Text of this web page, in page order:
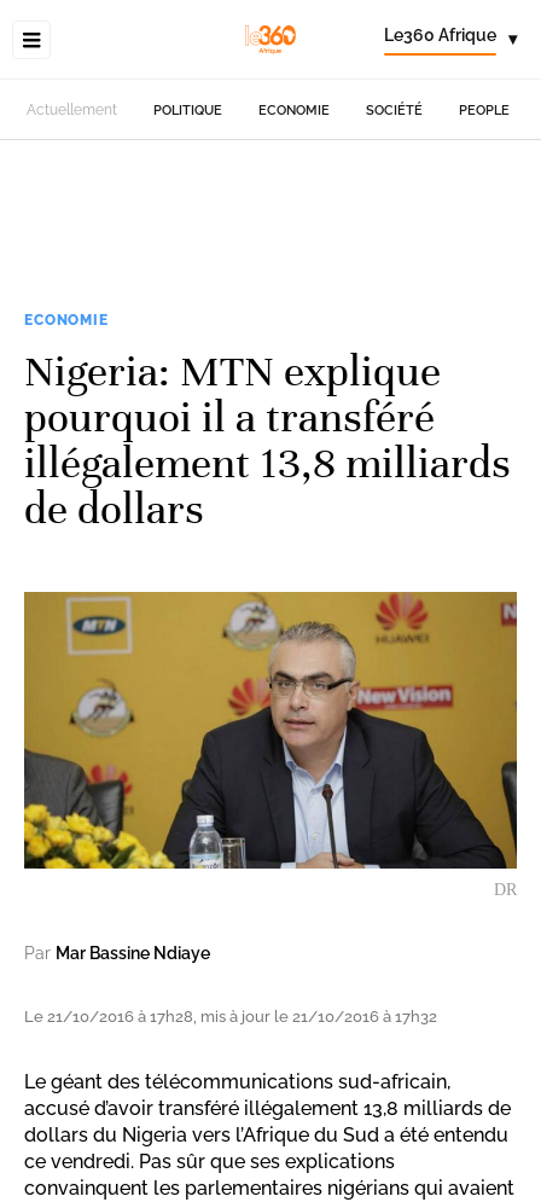
Le360 Afrique ▾
Actuellement POLITIQUE ECONOMIE SOCIÉTÉ PEOPLE
ECONOMIE
Nigeria: MTN explique
pourquoi il a transféré
illégalement 13,8 milliards
de dollars
DR
Par Mar Bassine Ndiaye
Le 21/10/2016 à 17h28, mis à jour le 21/10/2016 à 17h32
Le géant des télécommunications sud-africain,
accusé d’avoir transféré illégalement 13,8 milliards de
dollars du Nigeria vers l’Afrique du Sud a été entendu
ce vendredi. Pas sûr que ses explications
convainquent les parlementaires nigérians qui avaient